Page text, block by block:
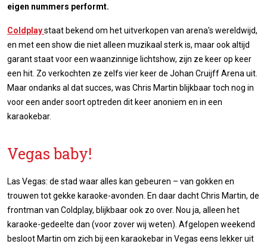
eigen nummers performt.
Coldplaystaat bekend om het uitverkopen van arena's wereldwijd,
en met een show die niet alleen muzikaal sterk is, maar ook altijd
garant staat voor een waanzinnige lichtshow, zijn ze keer op keer
een hit. Zo verkochten ze zelfs vier keer de Johan Cruijff Arena uit.
Maar ondanks al dat succes, was Chris Martin blijkbaar toch nog in
voor een ander soort optreden dit keer anoniem en in een
karaokebar.
Vegas baby!
Las Vegas: de stad waar alles kan gebeuren – van gokken en
trouwen tot gekke karaoke-avonden. En daar dacht Chris Martin, de
frontman van Coldplay, blijkbaar ook zo over. Nou ja, alleen het
karaoke-gedeelte dan (voor zover wij weten). Afgelopen weekend
besloot Martin om zich bij een karaokebar in Vegas eens lekker uit